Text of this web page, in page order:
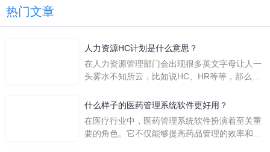
热门文章
人力资源HC计划是什么意思？
在人力资源管理部门会出现很多英文字母让人一
头雾水不知所云，比如说HC、HR等等，那么它
么呢？
什么样子的医药管理系统软件更好用？
在医疗行业中，医药管理系统软件扮演着至关重
要的角色。它不仅能够提高药品管理的效率和准